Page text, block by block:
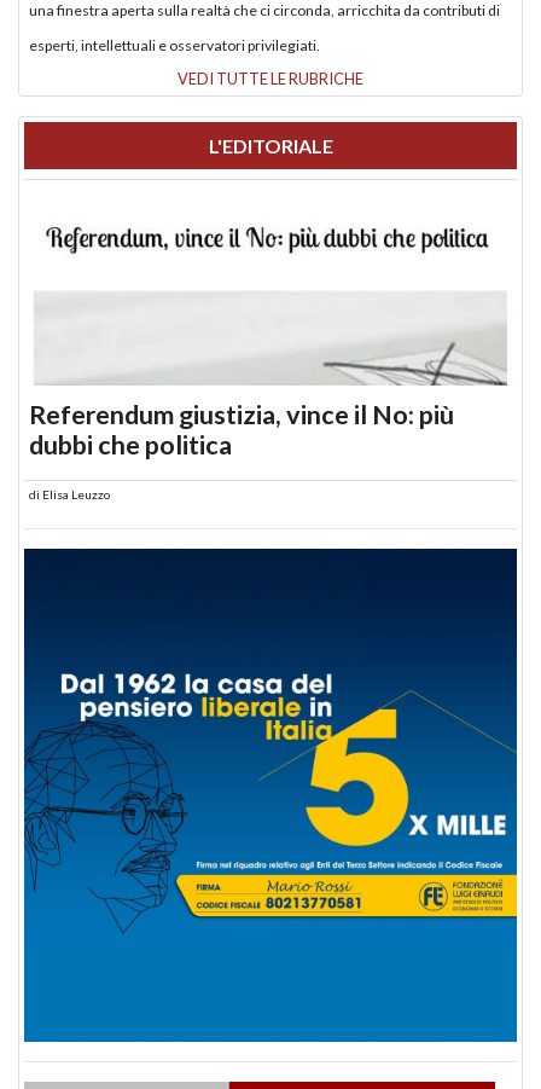
una finestra aperta sulla realtà che ci circonda, arricchita da contributi di
esperti, intellettuali e osservatori privilegiati.
VEDI TUTTE LE RUBRICHE
L'EDITORIALE
Referendum giustizia, vince il No: più
dubbi che politica
di Elisa Leuzzo